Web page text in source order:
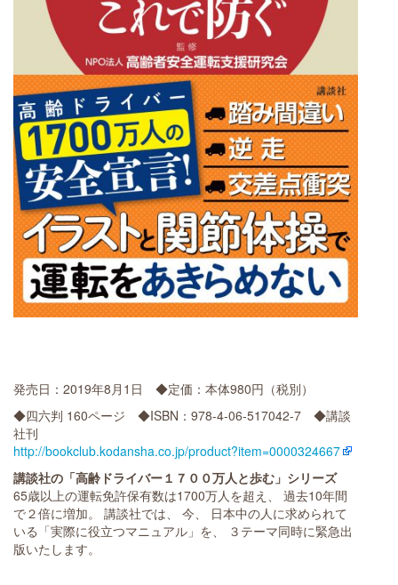
発売日：2019年8月1日 ◆定価：本体980円（税別）
◆四六判 160ページ ◆ISBN：978-4-06-517042-7 ◆講談
社刊
http://bookclub.kodansha.co.jp/product?item=0000324667
講談社の「高齢ドライバー１７００万人と歩む」シリーズ
65歳以上の運転免許保有数は1700万人を超え、 過去10年間
で２倍に増加。 講談社では、 今、 日本中の人に求められて
いる「実際に役立つマニュアル」を、 ３テーマ同時に緊急出
版いたします。